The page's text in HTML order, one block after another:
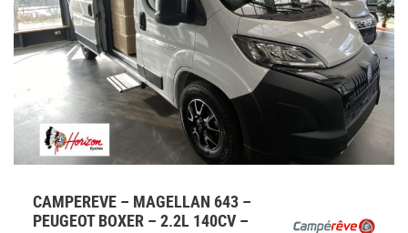
CAMPEREVE – MAGELLAN 643 –
PEUGEOT BOXER – 2.2L 140CV –